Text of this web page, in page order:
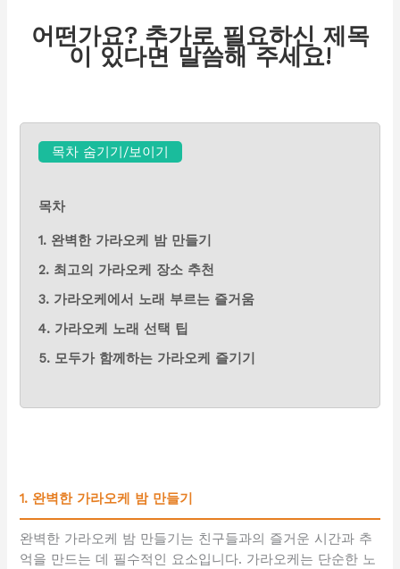
어떤가요? 추가로 필요하신 제목
이 있다면 말씀해 주세요!
목차 숨기기/보이기
목차
1. 완벽한 가라오케 밤 만들기
2. 최고의 가라오케 장소 추천
3. 가라오케에서 노래 부르는 즐거움
4. 가라오케 노래 선택 팁
5. 모두가 함께하는 가라오케 즐기기
1. 완벽한 가라오케 밤 만들기
완벽한 가라오케 밤 만들기는 친구들과의 즐거운 시간과 추
억을 만드는 데 필수적인 요소입니다. 가라오케는 단순한 노